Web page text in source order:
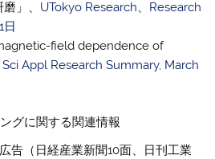
」、 UTokyo Research、Research
日
field dependence of
Appl Research Summary, March
グに関する関連情報
告（日経産業新聞10面、日刊工業